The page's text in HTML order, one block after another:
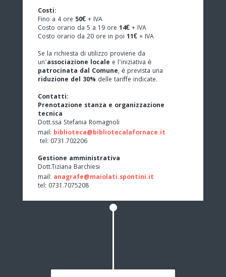
Costi:
Fino a 4 ore 50€+ IVA
Costo orario da 5 a 19 ore 14€+ IVA
Costo orario da 20 ore in poi 11€+ IVA
Se la richiesta di utilizzo proviene da
un’associazione locale e l’iniziativa è
patrocinata dal Comune, è prevista una
riduzione del 30% delle tariffe indicate.
Contatti:
Prenotazione stanza e organizzazione
tecnica
Dott.ssa Stefania Romagnoli
mail: biblioteca@bibliotecalafornace.it
tel: 0731.702206
Gestione amministrativa
Dott.Tiziana Barchiesi
mail: anagrafe@maiolati.spontini.it
tel: 0731.7075208